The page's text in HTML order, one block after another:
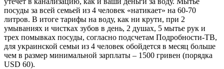
посуды за всей семьей из 4 человек «натикает» на 60-70
литров. В итоге тарифы на воду, как ни крути, при 2
умываниях и чистках зубов в день, 2 душах, 5 мытье рук и
трех помывках посуды, согласно подсчетам Подробности-ТВ,
для украинской семьи из 4 человек обойдется в месяц больше
чем в размер минимальной зарплаты – 1500 гривен (порядка
USD 60).